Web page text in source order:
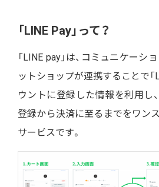
「LINE Pay」って？
「LINE pay」は、コミュニケーシ
ットショップが連携することで「
ウントに登録した情報を利用し
登録から決済に至るまでをワン
サービスです。